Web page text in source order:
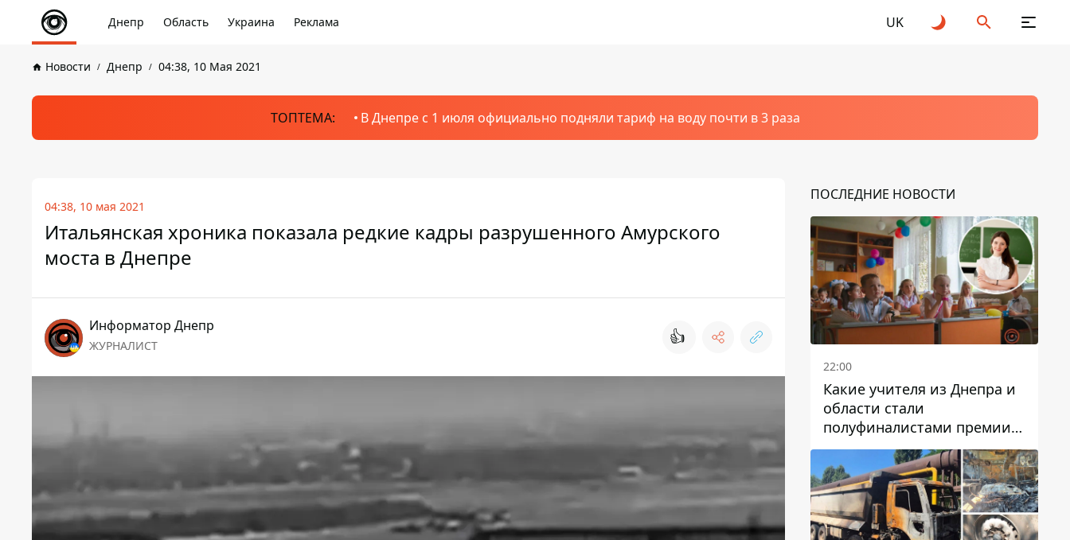
Днепр Область Украина Реклама UK
Новости Днепр 04:38, 10 Мая 2021
ТОПТЕМА: В Днепре с 1 июля официально подняли тариф на воду почти в 3 раза
04:38, 10 мая 2021
Итальянская хроника показала редкие кадры разрушенного Амурского
моста в Днепре
Информатор Днепр
ЖУРНАЛИСТ 👍
ПОСЛЕДНИЕ НОВОСТИ
22:00
Какие учителя из Днепра и
области стали
полуфиналистами премии
Global Teacher Prize Ukraine
2026